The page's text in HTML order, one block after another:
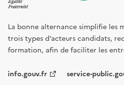
La bonne alternance simplifie les
trois types d’acteurs candidats,
formation, afin de faciliter les
info.gouv.fr service-